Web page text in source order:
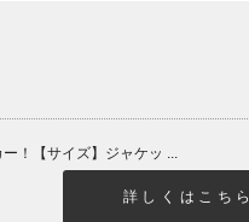
！【サイズ】ジャケッ ...
詳しくはこちら